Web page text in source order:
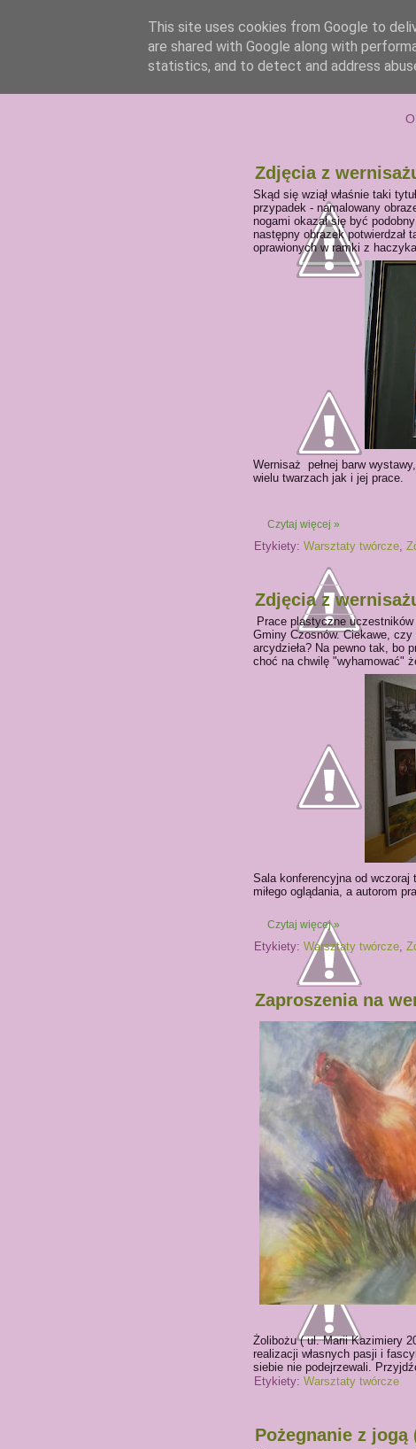
Zdjęcia z
Skąd się wziął właśnie taki
przypadek - namalowany
nogami okazał się być
następny obrazek potwierdzał
oprawionych w ramki z
Wernisaż pełnej barw
wielu twarzach jak i jej prace.
Czytaj więcej »
Etykiety: Warsztaty twórcze,
Zdjęcia z
Prace plastyczne
Gminy Czosnów. Ciekawe,
arcydzieła? Na pewno tak, bo
choć na chwilę "wyhamować"
Sala konferencyjna od wczoraj
miłego oglądania, a autorom
Czytaj więcej »
Etykiety: Warsztaty twórcze,
Zaproszenia na
Żolibożu ( ul. Marii Kazimiery
realizacji własnych pasji i
siebie nie podejrzewali.
Etykiety: Warsztaty twórcze
Pożegnanie z
This site uses cookies from Google to
are shared with Google along with
statistics, and to detect and address